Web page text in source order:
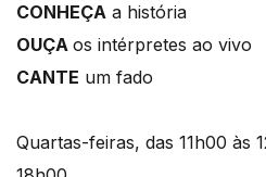
CONHEÇA a história
OUÇA os intérpretes ao vivo
CANTE um fado
Quartas-feiras, das 11h00 às